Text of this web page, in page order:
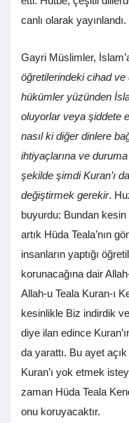
canlı olarak yayınlandı.
Gayri Müslimler,
öğretilerindeki cihad
hükümler yüzünden
oluyorlar veya şiddete
nasıl ki diğer dinlere
ihtiyaçlarına ve
şekilde şimdi Kuran’ı
değiştirmek gerekir.
buyurdu: Bundan kesin
artık Hüda Teala’nın
insanların yaptığı
korunacağına dair
Allah-u Teala Kuran-ı
kesinlikle Biz indirdik
diye ilan edince
da yarattı. Bu ayet
Kuran’ı yok etmek
zaman Hüda Teala
onu koruyacaktır.